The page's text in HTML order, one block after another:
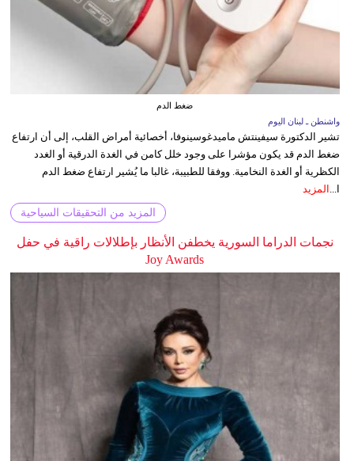
ضغط الدم
واشنطن ـ لبنان اليوم
تشير الدكتورة سيفينتش ماميدغوسينوفا، أخصائية أمراض القلب، إلى أن ارتفاع
ضغط الدم قد يكون مؤشرا على وجود خلل كامن في الغدة الدرقية أو الغدد
الكظرية أو الغدة النخامية. ووفقا للطبيبة، غالبا ما يُشير ارتفاع ضغط الدم
ا... المزيد
المزيد من التحقيقات السياحية
نجمات الدراما السورية يخطفن الأنظار بإطلالات راقية في حفل
Joy Awards